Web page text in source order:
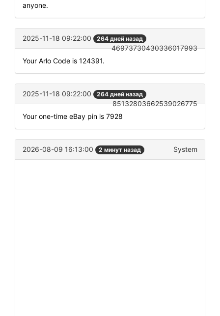
anyone.
2025-11-18 09:22:00 264 дней назад
46973730430336017993
Your Arlo Code is 124391.
2025-11-18 09:22:00 264 дней назад
85132803662539026775
Your one-time eBay pin is 7928
2026-08-09 16:13:00 2 минут назад System